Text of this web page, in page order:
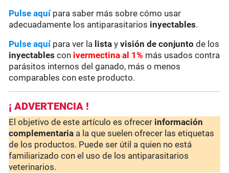
Pulse aquípara saber más sobre cómo usar
adecuadamente los antiparasitarios inyectables.
Pulse aquí para ver la lista yvisión de conjunto de los
inyectables con ivermectina al 1% más usados contra
parásitos internos del ganado, más o menos
comparables con este producto.
¡ ADVERTENCIA !
El objetivo de este artículo es ofrecer información
complementaria a la que suelen ofrecer las etiquetas
de los productos. Puede ser útil a quien no está
familiarizado con el uso de los antiparasitarios
veterinarios.